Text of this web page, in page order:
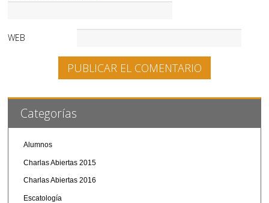
WEB
Categorías
Alumnos
Charlas Abiertas 2015
Charlas Abiertas 2016
Escatología